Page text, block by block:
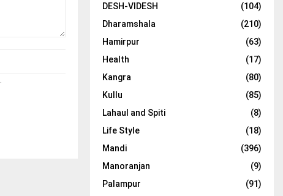
DESH-VIDESH
(104)
Dharamshala
(210)
Hamirpur
(63)
Health
(17)
Kangra
(80)
Kullu
(85)
Lahaul and Spiti
(8)
Life Style
(18)
Mandi
(396)
Manoranjan
(9)
Palampur
(91)